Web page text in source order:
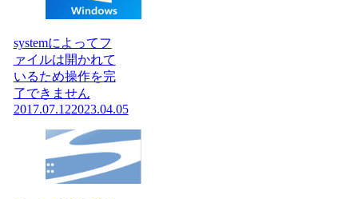
systemによってフ
ァイルは開かれて
いるため操作を完
了できません
2017.07.122023.04.05